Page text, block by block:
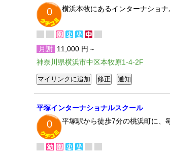
0 横浜本牧にあるインターナショ
月謝 11,000 円～
神奈川県横浜市中区本牧原1-4-2F
平塚インターナショナルスクール
0 平塚駅から徒歩7分の桃浜町に、